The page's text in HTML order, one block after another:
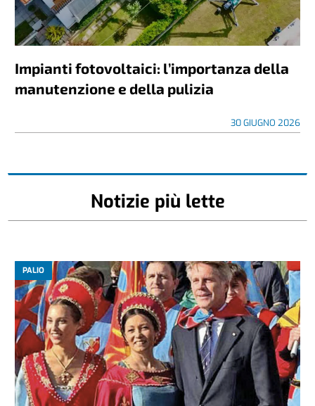
Impianti fotovoltaici: l’importanza della
manutenzione e della pulizia
30 GIUGNO 2026
Notizie più lette
PALIO